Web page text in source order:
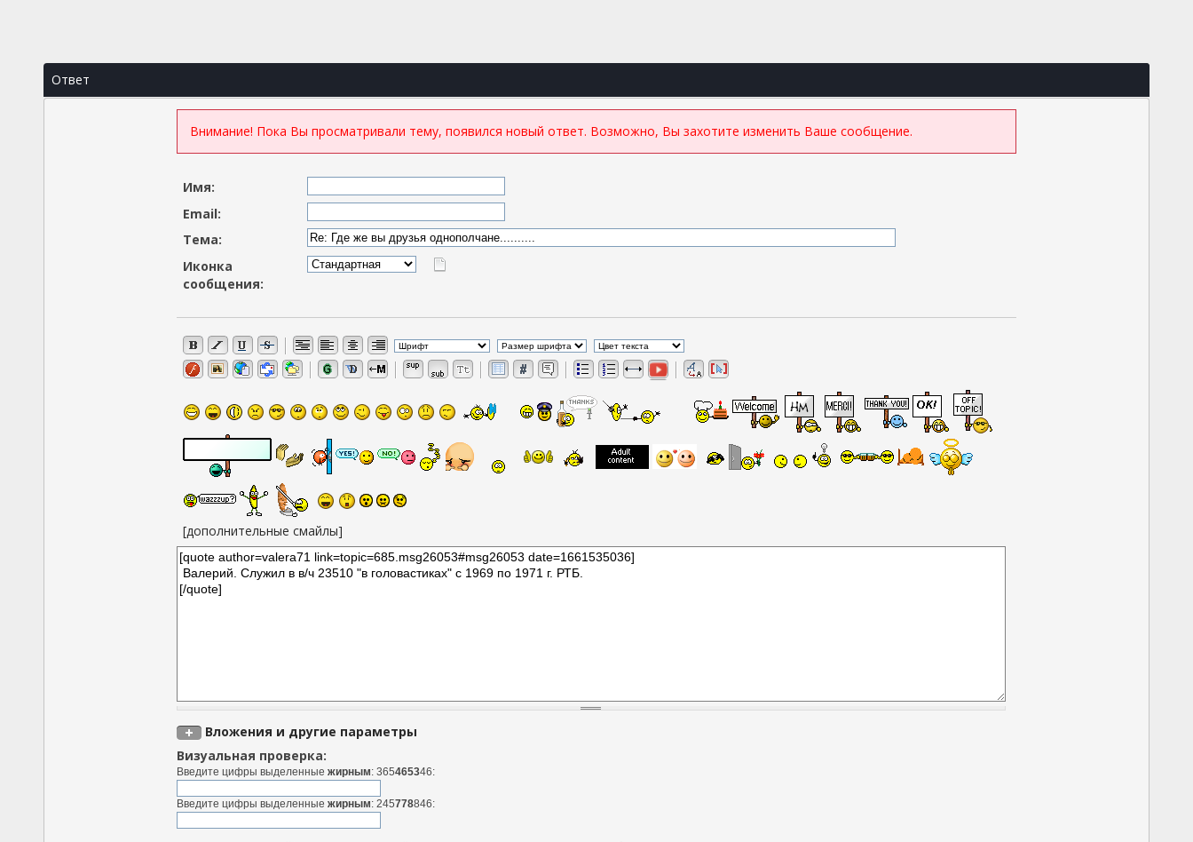
Ответ
Внимание! Пока Вы просматривали тему, появился новый ответ. Возможно, Вы захотите изменить Ваше сообщение.
Имя:
Email:
Тема:
Иконка
сообщения:
[дополнительные смайлы]
Вложения и другие параметры
Визуальная проверка:
Введите цифры выделенныежирным: 365465346:
Введите цифры выделенныежирным: 245778846: